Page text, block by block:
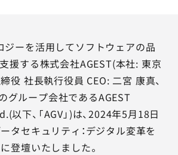
ジーを活用してソフトウェアの品
援する株式会社AGEST(本社: 東京
役 社長執行役員 CEO: 二宮 康真、
のグループ会社であるAGEST
下、「AGV」)は、2024年5月18日
タセキュリティ：デジタル変革を
登壇いたしました。